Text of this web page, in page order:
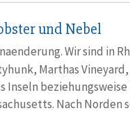
und Nebel
Wir sind in
Marthas
Inseln
Nach Norden